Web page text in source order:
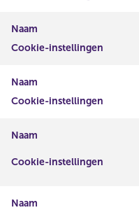
Naam
Cookie-instellingen
Naam
Cookie-instellingen
Naam
Cookie-instellingen
Naam